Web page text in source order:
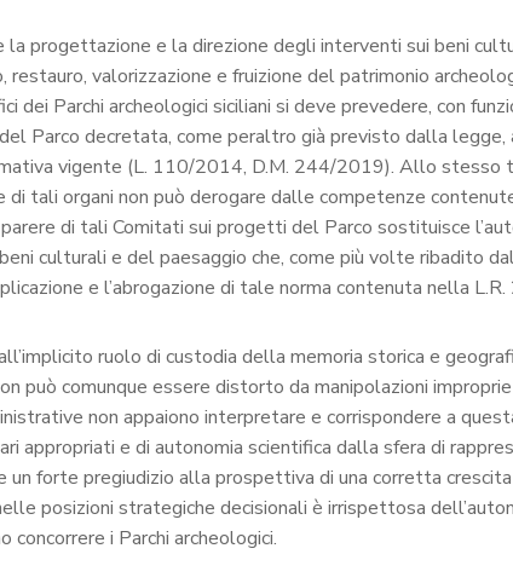
progettazione e la direzione degli interventi sui beni
valorizzazione e fruizione del patrimonio
dei Parchi archeologici siciliani si deve prevedere, con
Parco decretata, come peraltro già previsto dalla
vigente (L. 110/2014, D.M. 244/2019). Allo stesso
tali organi non può derogare dalle competenze
di tali Comitati sui progetti del Parco sostituisce
culturali e del paesaggio che, come più volte ribadito
e l’abrogazione di tale norma contenuta nella
ruolo di custodia della memoria storica e
può comunque essere distorto da manipolazioni
non appaiono interpretare e corrispondere a
appropriati e di autonomia scientifica dalla sfera di
forte pregiudizio alla prospettiva di una corretta
posizioni strategiche decisionali è irrispettosa
concorrere i Parchi archeologici.